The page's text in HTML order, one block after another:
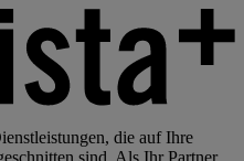
die auf Ihre
sind. Als Ihr Partner